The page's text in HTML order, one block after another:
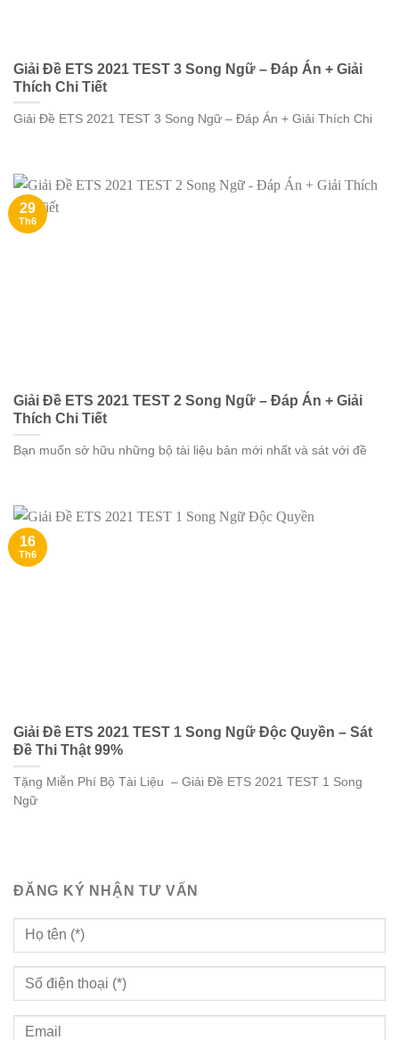
Giải Đề ETS 2021 TEST 3 Song Ngữ – Đáp Án + Giải
Thích Chi Tiết
Giải Đề ETS 2021 TEST 3 Song Ngữ – Đáp Án + Giải Thích Chi
Giải Đề ETS 2021 TEST 2 Song Ngữ – Đáp Án + Giải
Thích Chi Tiết
Bạn muốn sở hữu những bộ tài liệu bản mới nhất và sát với đề
29
Th6
Giải Đề ETS 2021 TEST 1 Song Ngữ Độc Quyền – Sát
Đề Thi Thật 99%
Tặng Miễn Phí Bộ Tài Liệu – Giải Đề ETS 2021 TEST 1 Song
Ngữ
16
Th6
ĐĂNG KÝ NHẬN TƯ VẤN